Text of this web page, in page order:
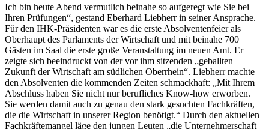
Ich bin heute Abend vermutlich beinahe so aufgeregt wie Sie bei
Ihren Prüfungen“, gestand Eberhard Liebherr in seiner Ansprache.
Für den IHK-Präsidenten war es die erste Absolventenfeier als
Oberhaupt des Parlaments der Wirtschaft und mit beinahe 700
Gästen im Saal die erste große Veranstaltung im neuen Amt. Er
zeigte sich beeindruckt von der vor ihm sitzenden „geballten
Zukunft der Wirtschaft am südlichen Oberrhein“. Liebherr machte
den Absolventen die kommenden Zeiten schmackhaft: „Mit Ihrem
Abschluss haben Sie nicht nur berufliches Know-how erworben.
Sie werden damit auch zu genau den stark gesuchten Fachkräften,
die die Wirtschaft in unserer Region benötigt.“ Durch den aktuellen
Fachkräftemangel läge den jungen Leuten „die Unternehmerschaft